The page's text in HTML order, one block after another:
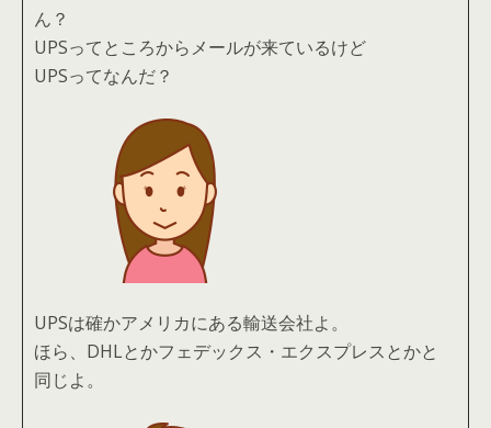
ん？
UPSってところからメールが来ているけど
UPSってなんだ？
UPSは確かアメリカにある輸送会社よ。
ほら、DHLとかフェデックス・エクスプレスとかと
同じよ。